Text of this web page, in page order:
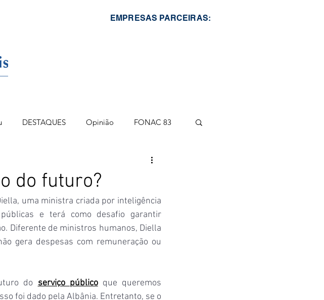
EMPRESAS PARCEIRAS:
DESTAQUES Opinião FONAC 83
do futuro?
uma ministra criada por inteligência
e terá como desafio garantir
Diferente de ministros humanos, Diella
gera despesas com remuneração ou
do serviço público que queremos
foi dado pela Albânia. Entretanto, se o